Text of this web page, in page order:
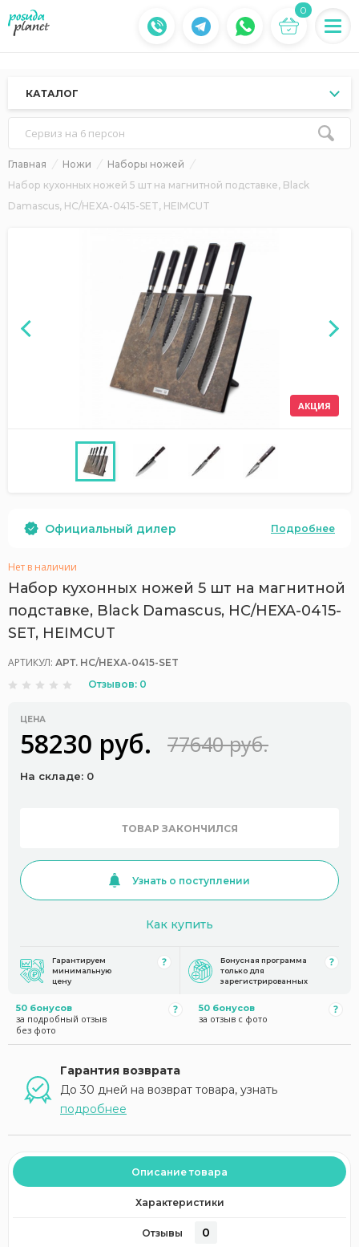
0
КАТАЛОГ
Сервиз на 6 персон
Главная Ножи
Наборы ножей
Набор кухонных ножей 5 шт на магнитной подставке, Black
Damascus, HC/HEXA-0415-SET, HEIMCUT
АКЦИЯ
Официальный дилер Подробнее
Нет в наличии
Набор кухонных ножей 5 шт на магнитной
подставке, Black Damascus, HC/HEXA-0415-
SET, HEIMCUT
АРТИКУЛ: АРТ. HC/HEXA-0415-SET
Отзывов: 0
ЦЕНА
58230 руб. 77640 руб.
На складе: 0
ТОВАР ЗАКОНЧИЛСЯ
Узнать о поступлении
Как купить
Гарантируем
минимальную
цену
Бонусная программа
только для
зарегистрированных
50 бонусов
за подробный отзыв
без фото
50 бонусов
за отзыв с фото
Гарантия возврата
До 30 дней на возврат товара, узнать
подробнее
Описание товара
Характеристики
Отзывы 0